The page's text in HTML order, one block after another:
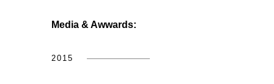
Media & Awwards:
2015